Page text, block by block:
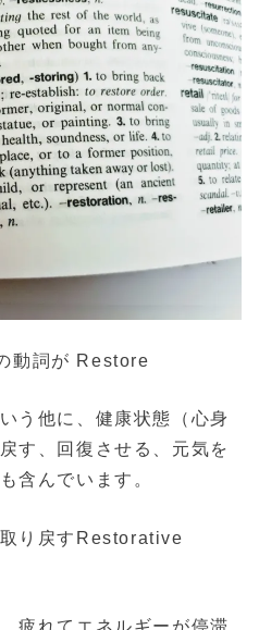
動詞が Restore
う他に、健康状態（心身
す、回復させる、元気を
含んでいます。
り戻すRestorative